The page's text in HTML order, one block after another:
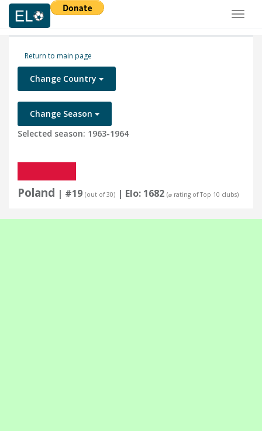
Return to main page
Change Country
Change Season
Selected season: 1963-1964
Poland | #19 (out of 30) | Elo: 1682 (⌀ rating of Top 10 clubs)